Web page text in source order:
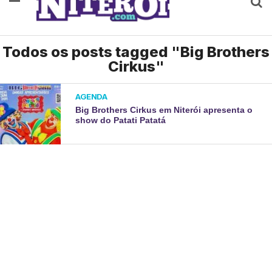
Todos os posts tagged "Big Brothers
Cirkus"
AGENDA
Big Brothers Cirkus em Niterói apresenta o
show do Patati Patatá